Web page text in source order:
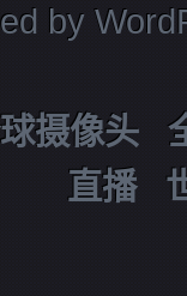
by
摄像头
直播